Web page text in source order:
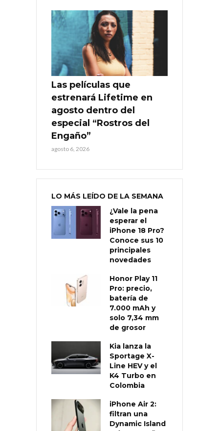
Las películas que
estrenará Lifetime en
agosto dentro del
especial “Rostros del
Engaño”
agosto 6, 2026
LO MÁS LEÍDO DE LA SEMANA
¿Vale la pena
esperar el
iPhone 18 Pro?
Conoce sus 10
principales
novedades
Honor Play 11
Pro: precio,
batería de
7.000 mAh y
solo 7,34 mm
de grosor
Kia lanza la
Sportage X-
Line HEV y el
K4 Turbo en
Colombia
iPhone Air 2:
filtran una
Dynamic Island